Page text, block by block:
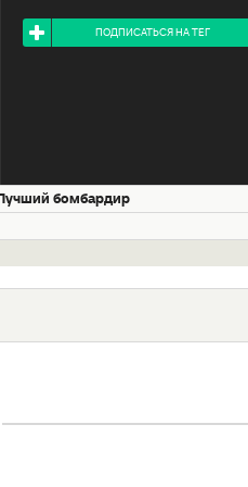
ПОДПИСАТЬСЯ НА ТЕГ
бомбардир